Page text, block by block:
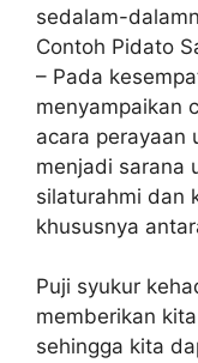
sedalam-
Contoh Pidato
– Pada
menyampaikan
acara perayaan
menjadi sarana
silaturahmi dan
khususnya
Puji syukur
memberikan
sehingga kita